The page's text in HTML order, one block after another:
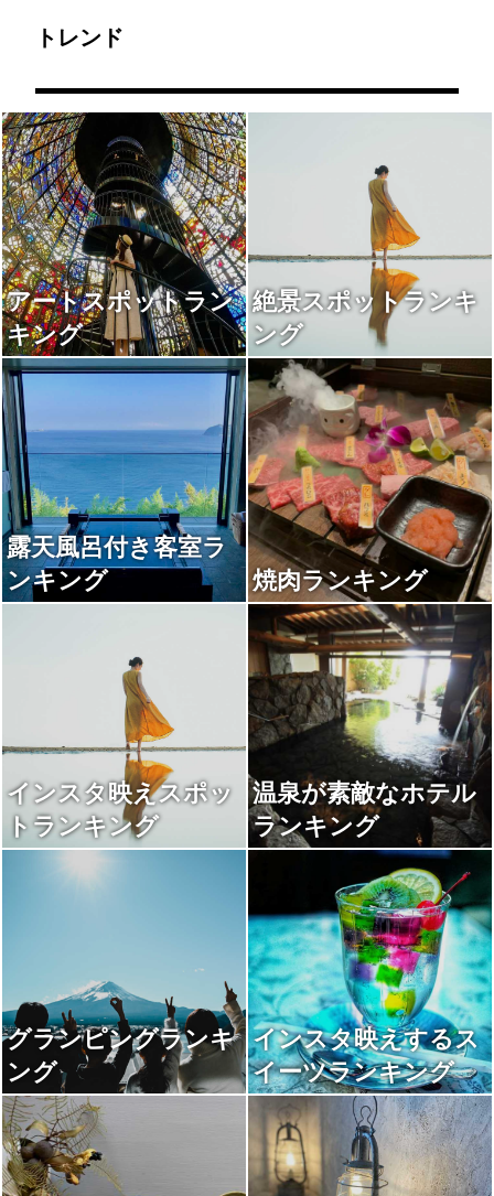
トレンド
アートスポットラン
キング
絶景スポットランキ
ング
露天風呂付き客室ラ
ンキング
焼肉ランキング
インスタ映えスポッ
トランキング
温泉が素敵なホテル
ランキング
グランピングランキ
ング
インスタ映えするス
イーツランキング